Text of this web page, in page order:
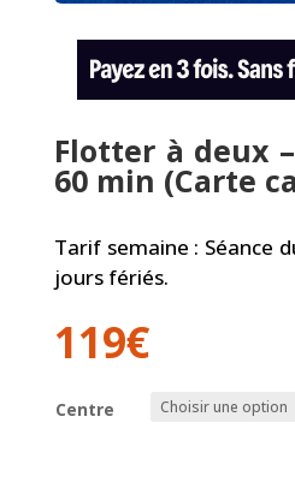
Flotter à deux
60 min (Carte
Tarif semaine : Séance
jours fériés.
119€
Centre